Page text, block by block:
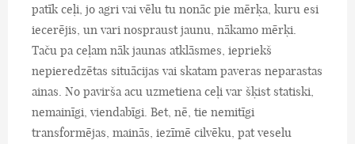
patīk ceļi, jo agri vai vēlu tu nonāc pie mērķa, kuru esi
iecerējis, un vari nospraust jaunu, nākamo mērķi.
Taču pa ceļam nāk jaunas atklāsmes, iepriekš
nepieredzētas situācijas vai skatam paveras neparastas
ainas. No pavirša acu uzmetiena ceļi var šķist statiski,
nemainīgi, viendabīgi. Bet, nē, tie nemitīgi
transformējas, mainās, iezīmē cilvēku, pat veselu